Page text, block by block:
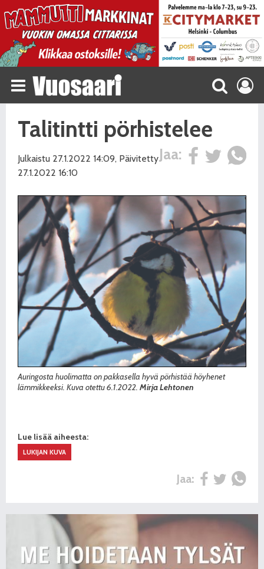
Talitintti pörhistelee
Jaa:
Julkaistu 27.1.2022 14:09, Päivitetty
27.1.2022 16:10
Auringosta huolimatta on pakkasella hyvä pörhistää höyhenet
lämmikkeeksi. Kuva otettu 6.1.2022. Mirja Lehtonen
Lue lisää aiheesta:
LUKIJAN KUVA
Jaa: